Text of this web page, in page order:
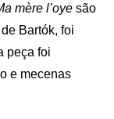
mère l’oye são
Bartók, foi
peça foi
e mecenas